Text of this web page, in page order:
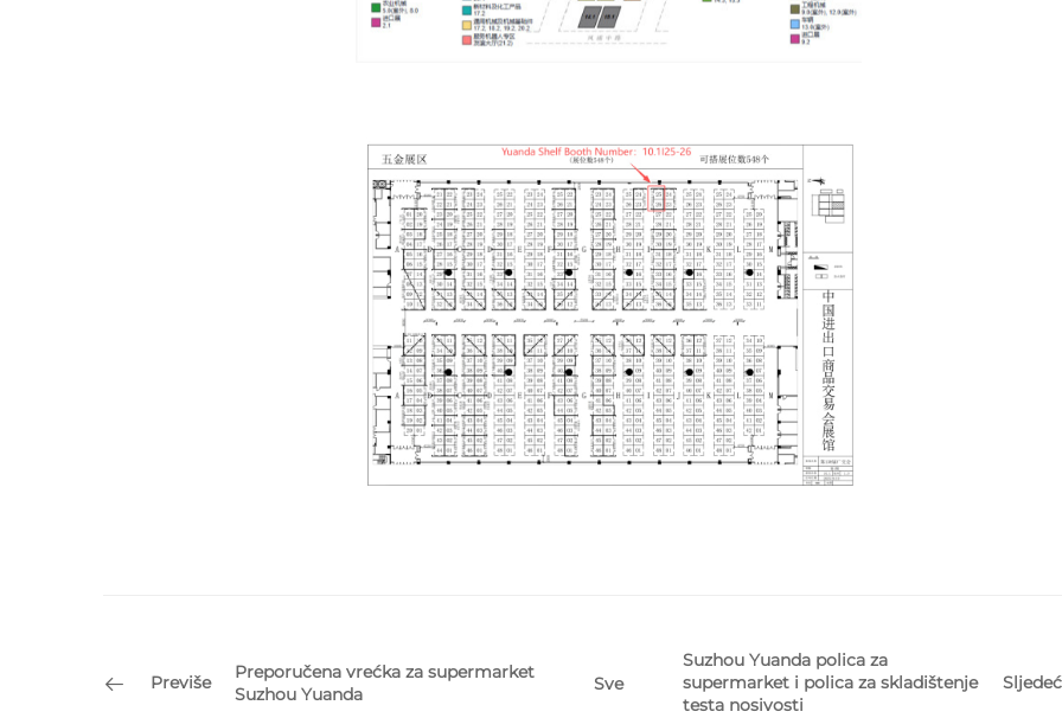
Previše
Preporučena vrećka za supermarket
Suzhou Yuanda
Sve
Suzhou Yuanda polica za
supermarket i polica za skladištenje
testa nosivosti